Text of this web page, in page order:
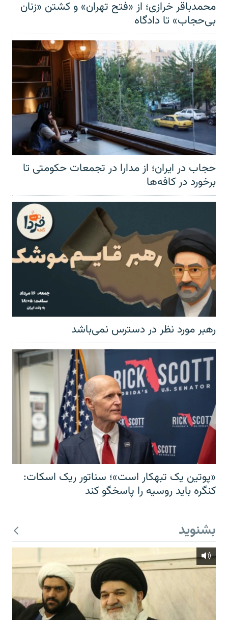
محمدباقر خرازی؛ از «فتح تهران» و کشتن «زنان
بی‌حجاب» تا دادگاه
حجاب در ایران؛ از مدارا در تجمعات حکومتی تا
برخورد در کافه‌ها
رهبر مورد نظر در دسترس نمی‌باشد
«پوتین یک تبهکار است»؛ سناتور ریک اسکات:
کنگره باید روسیه را پاسخگو کند
بشنوید